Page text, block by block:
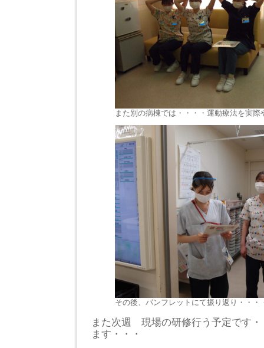
また別の病棟では・・・・運動療法を実際
その後、パンフレットにて振り返り・・・
また次週 現場の研修行う予定です
ます・・・